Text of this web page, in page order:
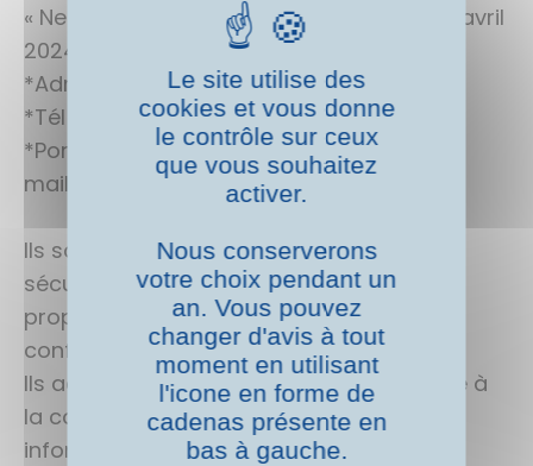
« Neutralis » est installée sur Dijon depuis avril
2024
*Adresse : 5 rue de Mayence, 21 000 Dijon
*Tél :
03.80.46.83.67
*Port :
06.23.03.01.73
mail :
pierre.desmon@recyclic.fr
Ils sont spécialistes de la destruction
sécurisée de documents confidentiels, et
proposent des solutions fiables et
conformes aux normes en vigueur.
Ils accordent une importance primordiale à
la confidentialité et à la sécurité des
informations sensibles de leurs clients.
Le site utilise des
cookies et vous donne
le contrôle sur ceux
que vous souhaitez
activer.
Nous conserverons
votre choix pendant un
an. Vous pouvez
changer d'avis à tout
moment en utilisant
l'icone en forme de
cadenas présente en
bas à gauche.